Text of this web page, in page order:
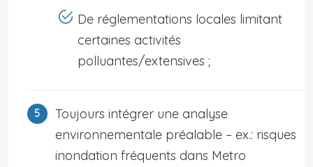
De réglementations locales limitant
certaines activités
polluantes/extensives ;
Toujours intégrer une analyse
environnementale préalable – ex.: risques
inondation fréquents dans Metro